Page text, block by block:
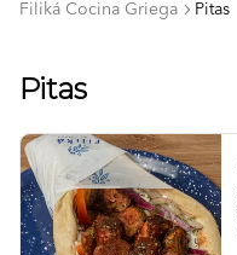
Filiká Cocina Griega Pitas
Pitas